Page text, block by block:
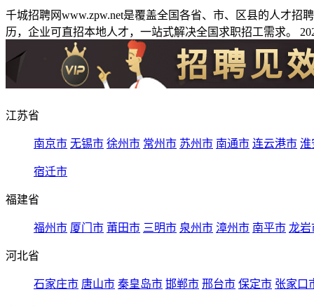
千城招聘网www.zpw.net是覆盖全国各省、市、区县的人才
历，企业可直招本地人才，一站式解决全国求职招工需求。
江苏省
南京市 无锡市 徐州市 常州市 苏州市 南通市 连云港市 淮
宿迁市
福建省
福州市 厦门市 莆田市 三明市 泉州市 漳州市 南平市 龙岩
河北省
石家庄市 唐山市 秦皇岛市 邯郸市 邢台市 保定市 张家口